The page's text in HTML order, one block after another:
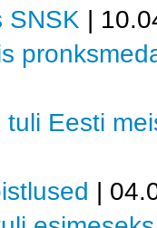
SNSK |
Eesti
|